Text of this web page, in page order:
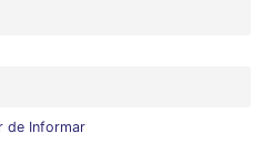
de Informar